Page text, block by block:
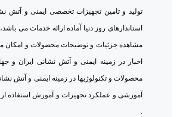
تولید و تامین تجهیزات تخصصی ایمنی و آتش
استاندارهای روز دنیا آماده ارائه خدمات می
مشاهده جزئیات و توضیحات محصولات و امکان
اخبار در زمینه ایمنی و آتش نشانی ایران و
محصولات و تکنولوژیها در زمینه ایمنی و آتش
آموزشی و عملکرد تجهیزات و آموزش استفاده
.